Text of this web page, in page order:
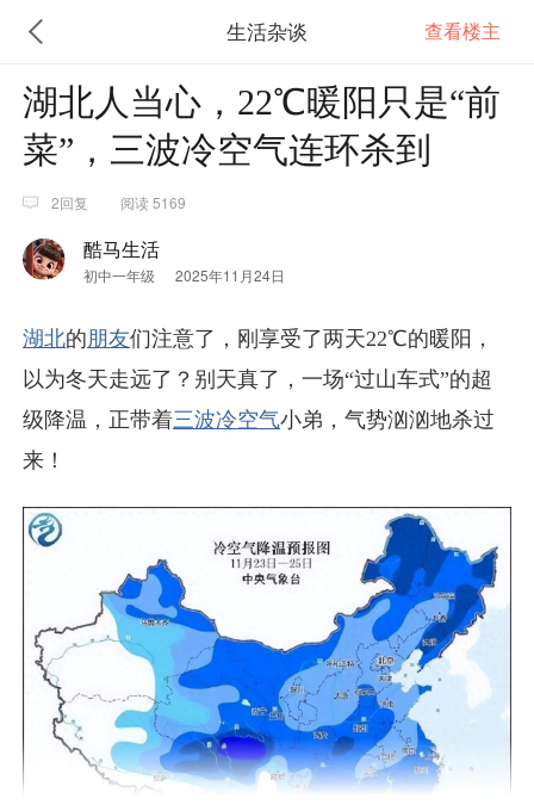
生活杂谈 查看楼主
湖北人当心，22℃暖阳只是“前
菜”，三波冷空气连环杀到
2回复 阅读 5169
酷马生活
初中一年级 2025年11月24日
湖北的朋友们注意了，刚享受了两天22℃的暖阳，
以为冬天走远了？别天真了，一场“过山车式”的超
级降温，正带着三波冷空气小弟，气势汹汹地杀过
来！